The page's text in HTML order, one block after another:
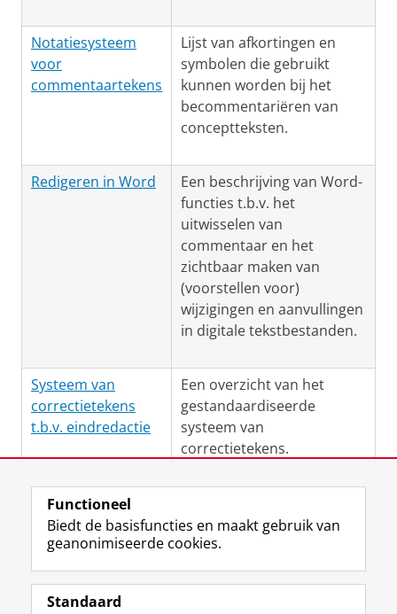
Notatiesysteem
voor
commentaartekens
Lijst van afkortingen en
symbolen die gebruikt
kunnen worden bij het
becommentariëren van
conceptteksten.
Redigeren in Word
Een beschrijving van Word-
functies t.b.v. het
uitwisselen van
commentaar en het
zichtbaar maken van
(voorstellen voor)
wijzigingen en aanvullingen
in digitale tekstbestanden.
Systeem van
correctietekens
t.b.v. eindredactie
Een overzicht van het
gestandaardiseerde
systeem van
correctietekens.
Laatst gewijzigd: 25 augustus 2023 09:38
Volg ons op
Functioneel
Biedt de basisfuncties en maakt gebruik van
geanonimiseerde cookies.
Standaard